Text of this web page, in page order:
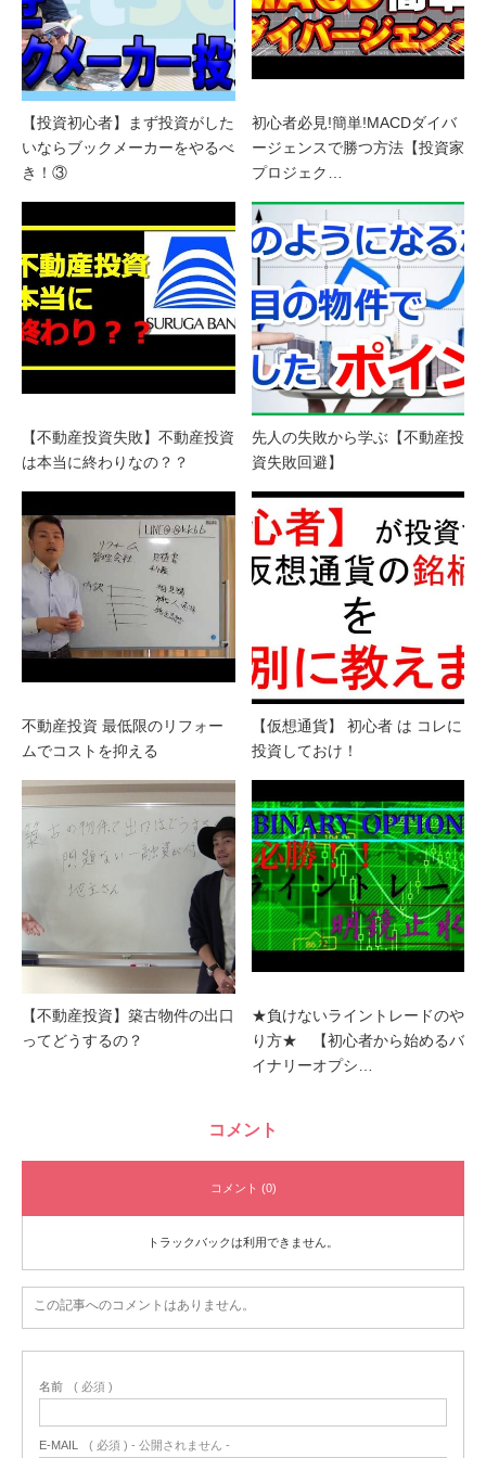
【投資初心者】まず投資がした
いならブックメーカーをやるべ
き！③
初心者必見!簡単!MACDダイバ
ージェンスで勝つ方法【投資家
プロジェク…
【不動産投資失敗】不動産投資
は本当に終わりなの？？
先人の失敗から学ぶ【不動産投
資失敗回避】
不動産投資 最低限のリフォー
ムでコストを抑える
【仮想通貨】 初心者 は コレに
投資しておけ！
【不動産投資】築古物件の出口
ってどうするの？
★負けないライントレードのや
り方★ 【初心者から始めるバ
イナリーオプシ…
コメント
コメント (0)
トラックバックは利用できません。
この記事へのコメントはありません。
名前 ( 必須 )
E-MAIL ( 必須 ) - 公開されません -